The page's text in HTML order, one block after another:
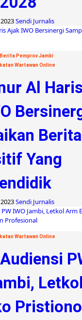
Sendi Jurnalis
Berita Pemprov Jambi
Ikatan Wartawan Online
Al Haris
Berita
Yang
Sendi Jurnalis
Ikatan Wartawan Online
Letkol